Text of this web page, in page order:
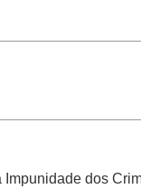
dos